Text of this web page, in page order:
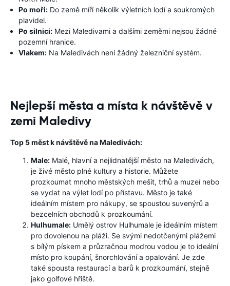
Po moři: Do země míří několik výletních lodí a soukromých
plavidel.
Po silnici: Mezi Maledivami a dalšími zeměmi nejsou žádné
pozemní hranice.
Vlakem: Na Maledivách není žádný železniční systém.
Nejlepší města a místa k návštěvě v
zemi Maledivy
Top 5 měst k návštěvě na Maledivách:
Male: Malé, hlavní a nejlidnatější město na Maledivách,
je živé město plné kultury a historie. Můžete
prozkoumat mnoho městských mešit, trhů a muzeí nebo
se vydat na výlet lodí po přístavu. Město je také
ideálním místem pro nákupy, se spoustou suvenýrů a
bezcelních obchodů k prozkoumání.
Hulhumale: Umělý ostrov Hulhumale je ideálním místem
pro dovolenou na pláži. Se svými nedotčenými plážemi
s bílým pískem a průzračnou modrou vodou je to ideální
místo pro koupání, šnorchlování a opalování. Je zde
také spousta restaurací a barů k prozkoumání, stejně
jako golfové hřiště.